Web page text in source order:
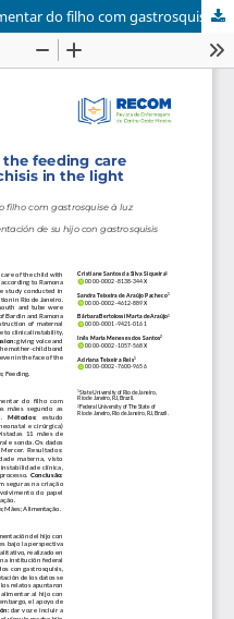
Vivência de mães no cuidado alimentar do filho com gastrosquise à luz de Ramona Mercer